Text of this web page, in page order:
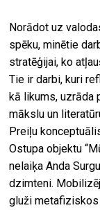
Norādot uz
spēku, minētie
stratēģijai, ko
Tie ir darbi, kuri
kā likums, uzrāda
mākslu un
Preiļu
Ostupa objektu
nelaiķa Anda
dzimteni.
gluži